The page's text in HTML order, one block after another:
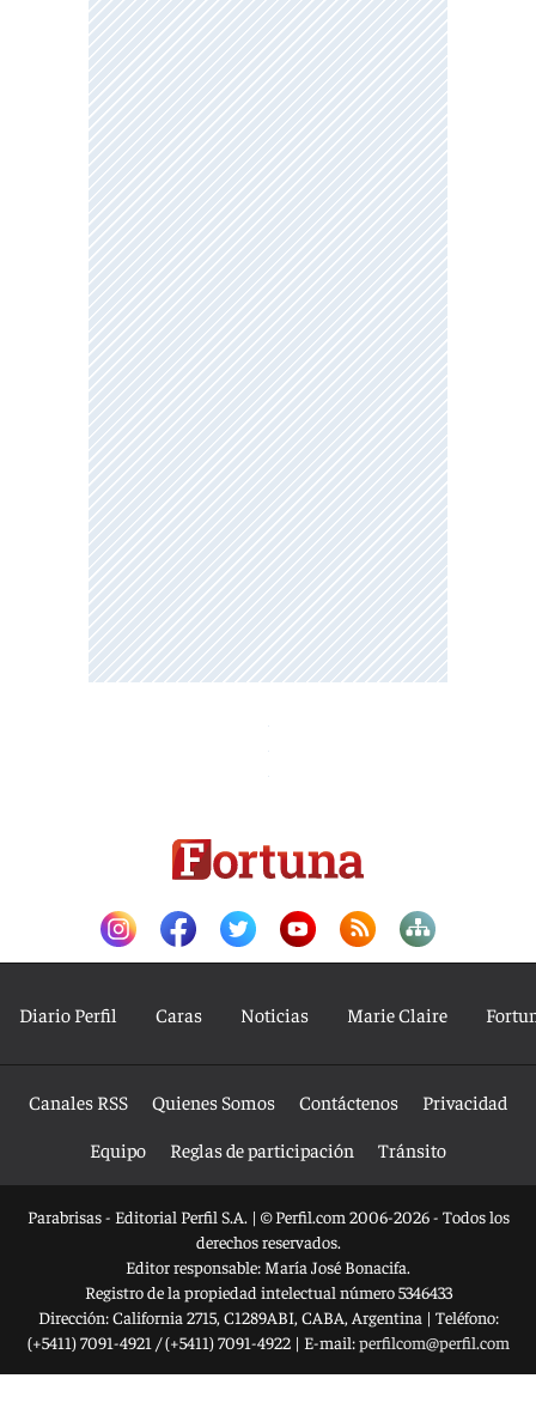
Diario Perfil Caras Noticias Marie Claire
Canales RSS Quienes Somos Contáctenos
Privacidad
Equipo
Reglas de participación Tránsito
Parabrisas - Editorial Perfil S.A. | © Perfil.com 2006-2026 - Todos los
derechos reservados.
Editor responsable: María José Bonacifa.
Registro de la propiedad intelectual número 5346433
Dirección:California 2715, C1289ABI, CABA, Argentina | Teléfono:
(+5411) 7091-4921 /(+5411) 7091-4922| E-mail:perfilcom@perfil.com